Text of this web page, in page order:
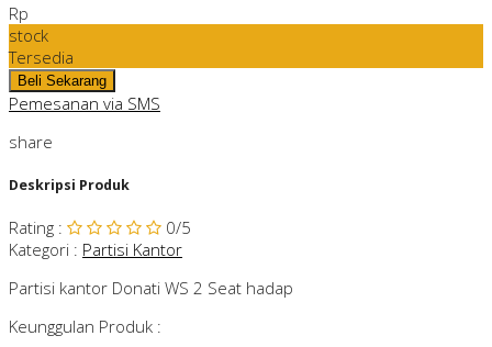
Rp
stock
Tersedia
Pemesanan via SMS
share
Deskripsi Produk
Rating : 0/5
Kategori : Partisi Kantor
Partisi kantor Donati WS 2 Seat hadap
Keunggulan Produk :